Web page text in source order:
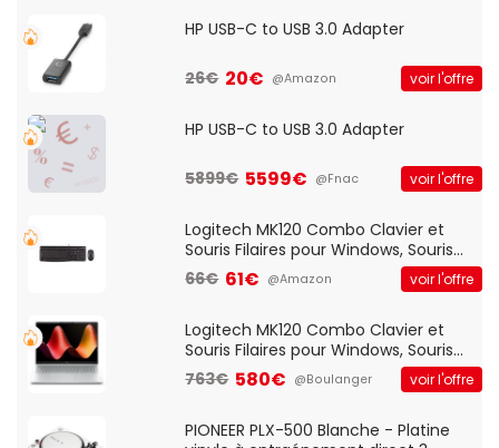
HP USB-C to USB 3.0 Adapter
26€ 20€ @Amazon voir l'offre
HP USB-C to USB 3.0 Adapter
5899€ 5599€ @Fnac voir l'offre
Logitech MK120 Combo Clavier et
Souris Filaires pour Windows, Souris
Optique Filaire, Connexion USB Plug
And Play, Confortable, Taille
QWERTY UK - Noir
66€ 61€ @Amazon voir l'offre
Logitech MK120 Combo Clavier et
Souris Filaires pour Windows, Souris
Optique Filaire, Connexion USB Plug
And Play, Confortable, Taille
QWERTY UK - Noir
763€ 580€ @Boulanger voir l'offre
PIONEER PLX-500 Blanche - Platine